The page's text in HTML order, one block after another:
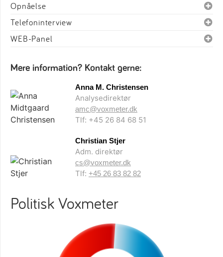
Opnåelse
Telefoninterview
WEB-Panel
Mere information? Kontakt gerne:
Anna M. Christensen
Analysedirektør
amc@voxmeter.dk
Tlf: +45 26 84 68 51
Christian Stjer
Adm. direktør
cs@voxmeter.dk
Tlf: +45 26 83 82 82
Politisk Voxmeter